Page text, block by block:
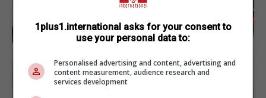
1plus1.international asks for your consent to
use your personal data to:
Personalised advertising and content, advertising and
content measurement, audience research and
services development